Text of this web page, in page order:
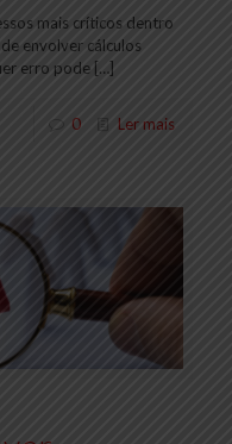
mais críticos dentro
envolver cálculos
erro pode […]
0 Ler mais